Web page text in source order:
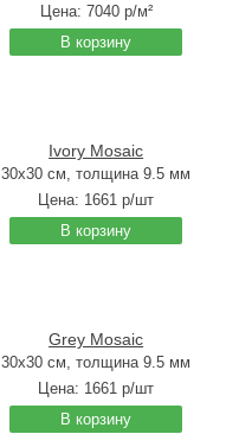
Цена: 7040р/м²
В корзину
Ivory Mosaic
30x30 см, толщина 9.5 мм
Цена: 1661 р/шт
В корзину
Grey Mosaic
30x30 см, толщина 9.5 мм
Цена: 1661 р/шт
В корзину